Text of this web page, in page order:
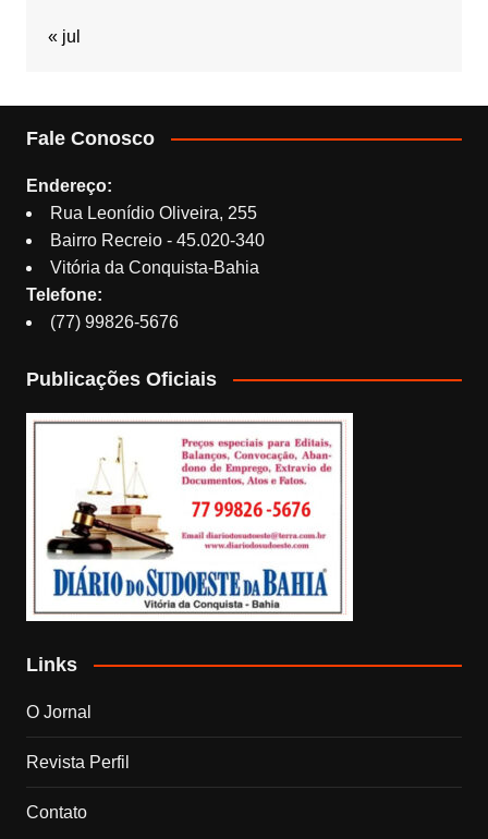
« jul
Fale Conosco
Endereço:
Rua Leonídio Oliveira, 255
Bairro Recreio - 45.020-340
Vitória da Conquista-Bahia
Telefone:
(77) 99826-5676
Publicações Oficiais
Links
O Jornal
Revista Perfil
Contato